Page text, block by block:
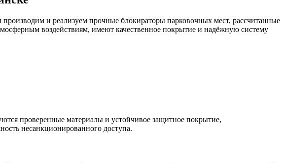
и реализуем прочные блокираторы парковочных мест, рассчитанные
воздействиям, имеют качественное покрытие и надёжную систему
проверенные материалы и устойчивое защитное покрытие,
несанкционированного доступа.